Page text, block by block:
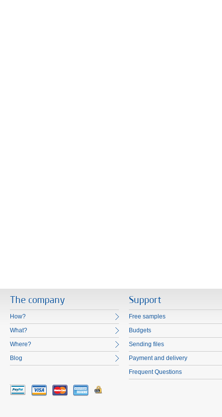
The company
How?
What?
Where?
Blog
Support
Free samples
Budgets
Sending files
Payment and delivery
Frequent Questions